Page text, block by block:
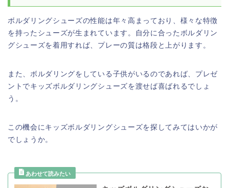
ボルダリングシューズの性能は年々高まっており、様々な特徴
を持ったシューズが生まれています。自分に合ったボルダリン
グシューズを着用すれば、プレーの質は格段と上がります。
また、ボルダリングをしている子供がいるのであれば、プレゼ
ントでキッズボルダリングシューズを渡せば喜ばれるでしょ
う。
この機会にキッズボルダリングシューズを探してみてはいかが
でしょうか。